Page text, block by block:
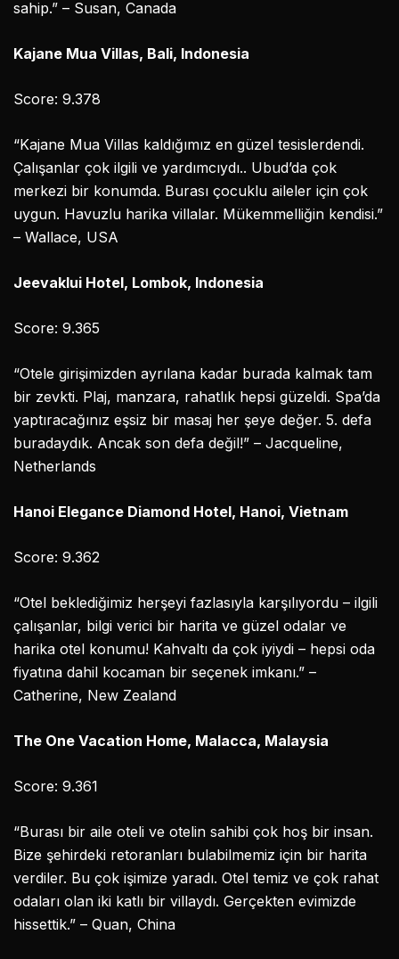
sahip.” – Susan, Canada
Kajane Mua Villas, Bali, Indonesia
Score: 9.378
“Kajane Mua Villas kaldığımız en güzel tesislerdendi.
Çalışanlar çok ilgili ve yardımcıydı.. Ubud’da çok
merkezi bir konumda. Burası çocuklu aileler için çok
uygun. Havuzlu harika villalar. Mükemmelliğin kendisi.”
– Wallace, USA
Jeevaklui Hotel, Lombok, Indonesia
Score: 9.365
“Otele girişimizden ayrılana kadar burada kalmak tam
bir zevkti. Plaj, manzara, rahatlık hepsi güzeldi. Spa’da
yaptıracağınız eşsiz bir masaj her şeye değer. 5. defa
buradaydık. Ancak son defa değil!” – Jacqueline,
Netherlands
Hanoi Elegance Diamond Hotel, Hanoi, Vietnam
Score: 9.362
“Otel beklediğimiz herşeyi fazlasıyla karşılıyordu – ilgili
çalışanlar, bilgi verici bir harita ve güzel odalar ve
harika otel konumu! Kahvaltı da çok iyiydi – hepsi oda
fiyatına dahil kocaman bir seçenek imkanı.” –
Catherine, New Zealand
The One Vacation Home, Malacca, Malaysia
Score: 9.361
“Burası bir aile oteli ve otelin sahibi çok hoş bir insan.
Bize şehirdeki retoranları bulabilmemiz için bir harita
verdiler. Bu çok işimize yaradı. Otel temiz ve çok rahat
odaları olan iki katlı bir villaydı. Gerçekten evimizde
hissettik.” – Quan, China